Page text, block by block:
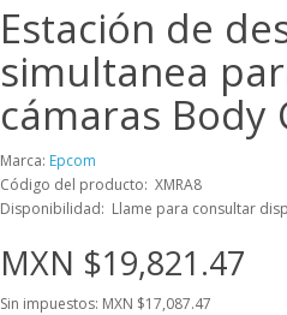
Estación de
simultanea
cámaras Body
Marca: Epcom
Código del producto: XMRA8
Disponibilidad: Llame para consultar
MXN $19,821.47
Sin impuestos: MXN $17,087.47